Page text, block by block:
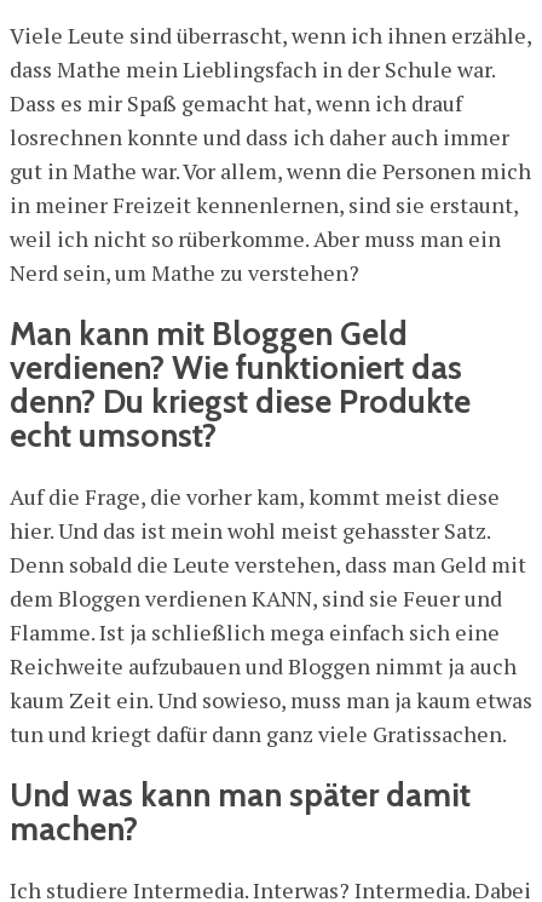
Viele Leute sind überrascht, wenn ich ihnen erzähle,
dass Mathe mein Lieblingsfach in der Schule war.
Dass es mir Spaß gemacht hat, wenn ich drauf
losrechnen konnte und dass ich daher auch immer
gut in Mathe war. Vor allem, wenn die Personen mich
in meiner Freizeit kennenlernen, sind sie erstaunt,
weil ich nicht so rüberkomme. Aber muss man ein
Nerd sein, um Mathe zu verstehen?
Man kann mit Bloggen Geld
verdienen? Wie funktioniert das
denn? Du kriegst diese Produkte
echt umsonst?
Auf die Frage, die vorher kam, kommt meist diese
hier. Und das ist mein wohl meist gehasster Satz.
Denn sobald die Leute verstehen, dass man Geld mit
dem Bloggen verdienen KANN, sind sie Feuer und
Flamme. Ist ja schließlich mega einfach sich eine
Reichweite aufzubauen und Bloggen nimmt ja auch
kaum Zeit ein. Und sowieso, muss man ja kaum etwas
tun und kriegt dafür dann ganz viele Gratissachen.
Und was kann man später damit
machen?
Ich studiere Intermedia. Interwas? Intermedia. Dabei